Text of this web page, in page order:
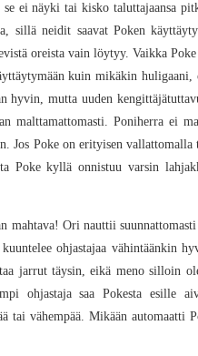
ei näyki tai kisko taluttajaansa
sillä neidit saavat Poken
oreista vain löytyy. Vaikka
kuin mikäkin
mutta uuden
malttamattomasti. Poniherra ei
Jos Poke on erityisen
Poke kyllä onnistuu varsin
mahtava! Ori nauttii
ohjastajaa vähintäänkin
jarrut täysin, eikä meno silloin
ohjastaja saa Pokesta esille
tai vähempää. Mikään